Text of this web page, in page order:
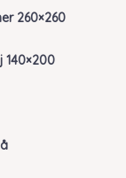
260×260
140×200